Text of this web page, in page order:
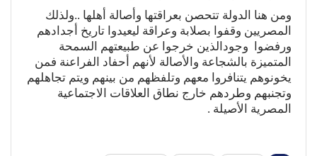
ومن هنا الدولة تتحصن بعراقتها وأصالة أهلها ..ولذلك
المصريين وقفوا بصلابة وعراقة ليعيدوا تاريخ أجدادهم
ورفضوا وجودالذين خرجوا عن طبيعتهم السمحة
المتميزة بالشجاعة والأصالة لأنهم أحفاد الفراعنة فمن
يخونوهم يتنافروا معهم وتلفظهم من بينهم ويتم تجاهلهم
وتجنبهم وطردهم خارج نطاق العلاقات الاجتماعية
المصرية الأصيلة .